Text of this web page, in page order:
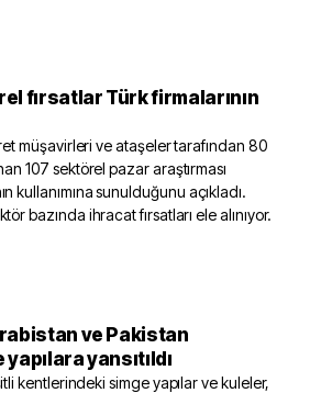
fırsatlar Türk firmalarının
müşavirleri ve ataşeler tarafından 80
107 sektörel pazar araştırması
kullanımına sunulduğunu açıkladı.
bazında ihracat fırsatları ele alınıyor.
ve Pakistan
yansıtıldı
kentlerindeki simge yapılar ve kuleler,